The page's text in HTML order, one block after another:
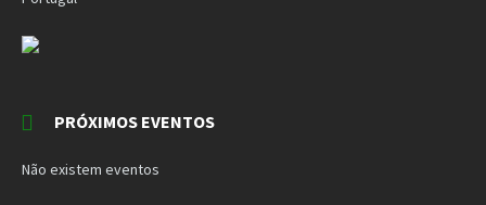
PRÓXIMOS EVENTOS
Não existem eventos